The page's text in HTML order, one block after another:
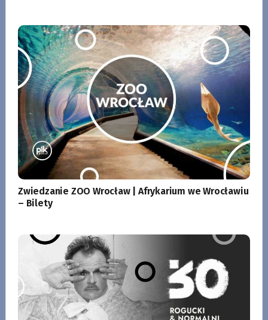
Zwiedzanie ZOO Wrocław | Afrykarium we Wrocławiu
– Bilety